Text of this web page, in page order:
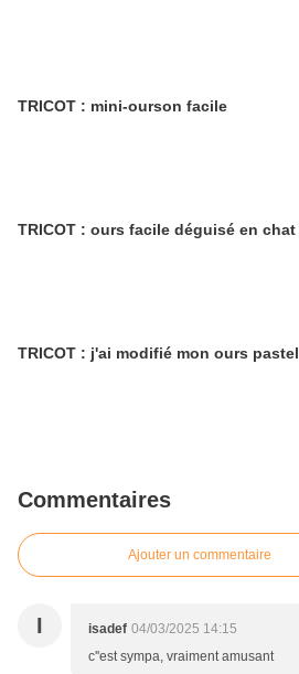
TRICOT : mini-ourson facile
TRICOT : ours facile déguisé en chat
TRICOT : j'ai modifié mon ours pastel
Commentaires
Ajouter un commentaire
I isadef 04/03/2025 14:15
c''est sympa, vraiment amusant